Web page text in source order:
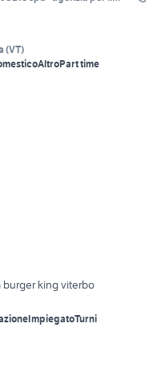
(VT)
AltroPart time
burger king viterbo
ImpiegatoTurni